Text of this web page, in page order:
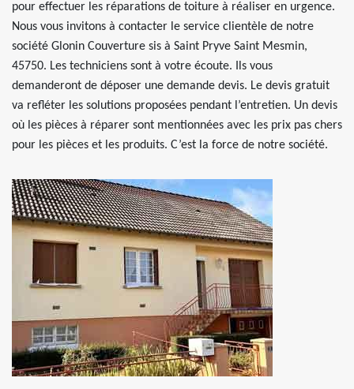
pour effectuer les réparations de toiture à réaliser en urgence.
Nous vous invitons à contacter le service clientèle de notre
société Glonin Couverture sis à Saint Pryve Saint Mesmin,
45750. Les techniciens sont à votre écoute. Ils vous
demanderont de déposer une demande devis. Le devis gratuit
va refléter les solutions proposées pendant l’entretien. Un devis
où les pièces à réparer sont mentionnées avec les prix pas chers
pour les pièces et les produits. C’est la force de notre société.